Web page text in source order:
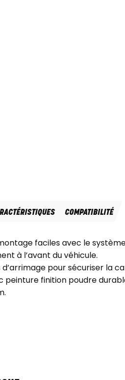
COMPATIBILITÉ
faciles avec le système
à l’avant du véhicule.
d’arrimage pour sécuriser la
peinture finition poudre